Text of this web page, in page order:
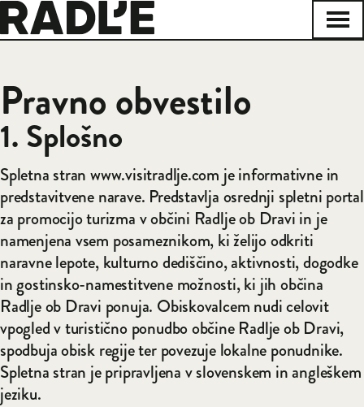
Na začetno stran
Pravno obvestilo
1. Splošno
Spletna stran www.visitradlje.com je informativne in
predstavitvene narave. Predstavlja osrednji spletni portal
za promocijo turizma v občini Radlje ob Dravi in je
namenjena vsem posameznikom, ki želijo odkriti
naravne lepote, kulturno dediščino, aktivnosti, dogodke
in gostinsko-namestitvene možnosti, ki jih občina
Radlje ob Dravi ponuja. Obiskovalcem nudi celovit
vpogled v turistično ponudbo občine Radlje ob Dravi,
spodbuja obisk regije ter povezuje lokalne ponudnike.
Spletna stran je pripravljena v slovenskem in angleškem
jeziku.